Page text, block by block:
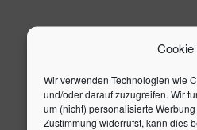
Wir verwenden Technologien wie
und/oder darauf zuzugreifen. Wir
um (nicht) personalisierte
Zustimmung widerrufst, kann dies